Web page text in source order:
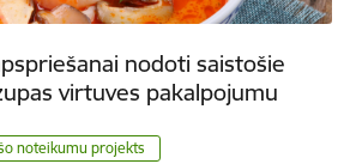
nodoti saistošie
virtuves pakalpojumu
noteikumu projekts